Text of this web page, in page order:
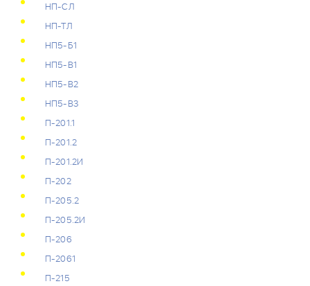
НП-СЛ
НП-ТЛ
НП5-Б1
НП5-В1
НП5-В2
НП5-В3
П-201.1
П-201.2
П-201.2И
П-202
П-205.2
П-205.2И
П-206
П-2061
П-215